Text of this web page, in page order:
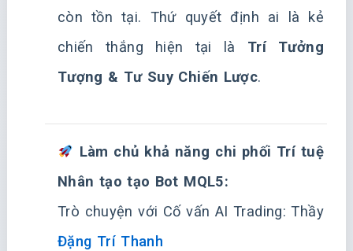
còn tồn tại. Thứ quyết định ai là kẻ
chiến thắng hiện tại là Trí Tưởng
Tượng & Tư Suy Chiến Lược.
Làm chủ khả năng chi phối Trí tuệ
Nhân tạo tạo Bot MQL5:
Trò chuyện với Cố vấn AI Trading: Thầy
Đặng Trí Thanh